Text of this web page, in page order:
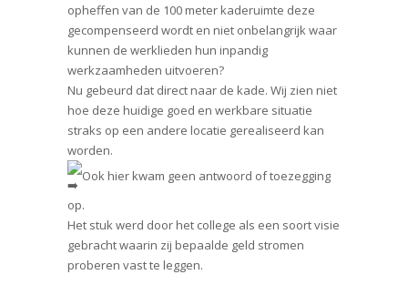
opheffen van de 100 meter kaderuimte deze
gecompenseerd wordt en niet onbelangrijk waar
kunnen de werklieden hun inpandig
werkzaamheden uitvoeren?
Nu gebeurd dat direct naar de kade. Wij zien niet
hoe deze huidige goed en werkbare situatie
straks op een andere locatie gerealiseerd kan
worden.
Ook hier kwam geen antwoord of toezegging
op.
Het stuk werd door het college als een soort visie
gebracht waarin zij bepaalde geld stromen
proberen vast te leggen.